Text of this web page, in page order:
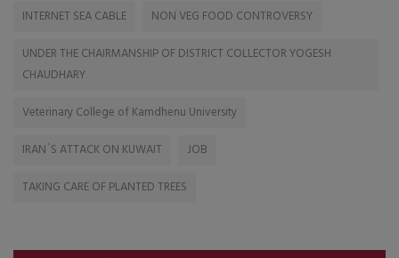
INTERNET SEA CABLE
NON VEG FOOD CONTROVERSY
UNDER THE CHAIRMANSHIP OF DISTRICT COLLECTOR YOGESH
CHAUDHARY
Veterinary College of Kamdhenu University
IRAN`S ATTACK ON KUWAIT
JOB
TAKING CARE OF PLANTED TREES